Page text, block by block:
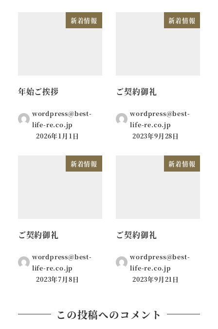
新着情報
年始ご挨拶
wordpress@best-
life-re.co.jp
2026年1月1日
新着情報
ご契約御礼
wordpress@best-
life-re.co.jp
2023年9月28日
新着情報
ご契約御礼
wordpress@best-
life-re.co.jp
2023年7月8日
新着情報
ご契約御礼
wordpress@best-
life-re.co.jp
2023年9月21日
この投稿へのコメント